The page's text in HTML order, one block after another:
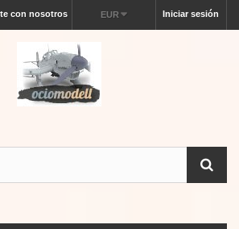
Iniciar sesión
EUR
con nosotros